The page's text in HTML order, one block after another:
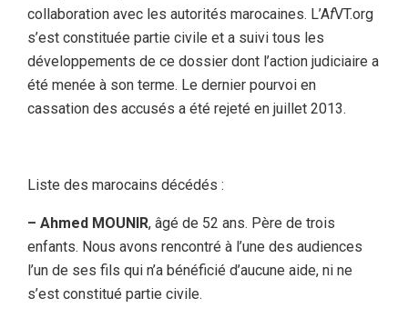
collaboration avec les autorités marocaines. L’AfVT.org
s’est constituée partie civile et a suivi tous les
développements de ce dossier dont l’action judiciaire a
été menée à son terme. Le dernier pourvoi en
cassation des accusés a été rejeté en juillet 2013.
Liste des marocains décédés :
– Ahmed MOUNIR, âgé de 52 ans. Père de trois
enfants. Nous avons rencontré à l’une des audiences
l’un de ses fils qui n’a bénéficié d’aucune aide, ni ne
s’est constitué partie civile.